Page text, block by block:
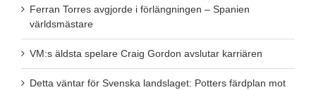
Ferran Torres avgjorde i förlängningen – Spanien
världsmästare
VM:s äldsta spelare Craig Gordon avslutar karriären
Detta väntar för Svenska landslaget: Potters färdplan mot